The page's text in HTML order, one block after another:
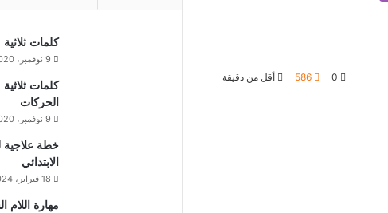
0
586 أقل من دقيقة
كلمات
9 نوفمبر، 2020
كلمات
الحركات
9 نوفمبر، 2020
خطة علاجية
الابتدائي
18 فبراير، 2024
مهارة اللام